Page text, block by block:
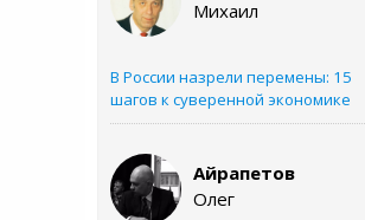
Михаил
В России назрели перемены: 15
шагов к суверенной экономике
Айрапетов
Олег